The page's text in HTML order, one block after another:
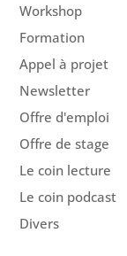
Workshop
Formation
Appel à projet
Newsletter
Offre d'emploi
Offre de stage
Le coin lecture
Le coin podcast
Divers